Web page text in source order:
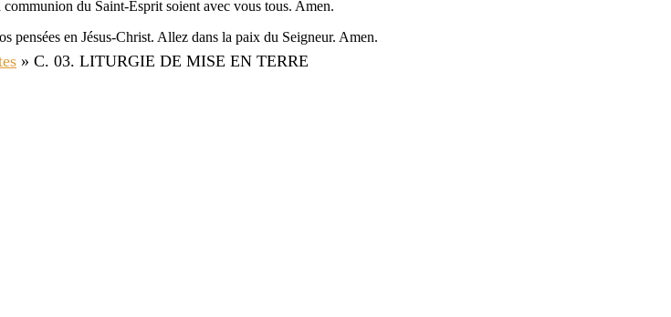
du Saint-Esprit soient avec vous tous. Amen.
en Jésus-Christ. Allez dans la paix du Seigneur. Amen.
» C. 03. LITURGIE DE MISE EN TERRE